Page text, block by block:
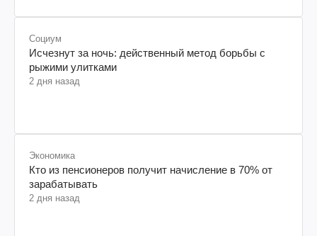
Социум
Исчезнут за ночь: действенный метод борьбы с
рыжими улитками
2 дня назад
Экономика
Кто из пенсионеров получит начисление в 70% от
зарабатывать
2 дня назад